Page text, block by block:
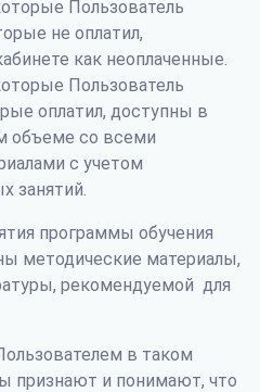
Пользователь
не оплатил,
как неоплаченные.
Пользователь
оплатил, доступны в
объеме со всеми
с учетом
занятий.
программы обучения
методические материалы,
рекомендуемой для
в таком
признают и понимают, что